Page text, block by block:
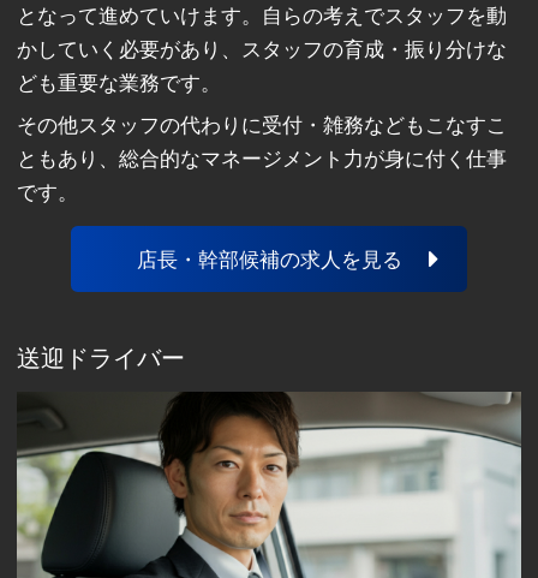
となって進めていけます。自らの考えでスタッフを動
かしていく必要があり、スタッフの育成・振り分けな
ども重要な業務です。
その他スタッフの代わりに受付・雑務などもこなすこ
ともあり、総合的なマネージメント力が身に付く仕事
です。
店長・幹部候補の求人を見る
送迎ドライバー